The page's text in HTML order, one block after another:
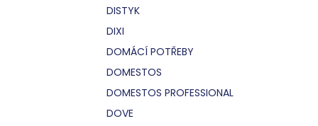
DISTYK
DIXI
DOMÁCÍ POTŘEBY
DOMESTOS
DOMESTOS PROFESSIONAL
DOVE